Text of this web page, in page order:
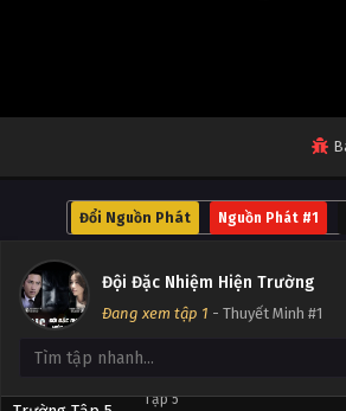
Đổi Nguồn Phát Nguồn Phát #1
Đội Đặc Nhiệm Hiện Trường
Đang xem tập 1 - Thuyết Minh #1
Tập 8
Tập 7
Đội Đặc Nhiệm Hiện
Tập 6
Đội Đặc Nhiệm Hiện
Tập 5